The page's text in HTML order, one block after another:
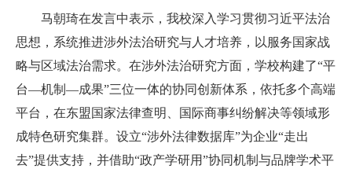
马朝琦在发言中表示 ， 我校深入学习贯彻习近平法治
思想，系统推进涉外法治研究与人才培养，以服务国家战
略与区域法治需求。在涉外法治研究方面，学校构建了“平
台—机制—成果”三位一体的协同创新体系，依托多个高端
平台，在东盟国家法律查明、国际商事纠纷解决等领域形
成特色研究集群。 设立“涉外法律数据库”为企业“走出
去”提供支持，并借助“政产学研用”协同机制与品牌学术平